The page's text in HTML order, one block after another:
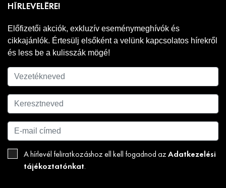
HÍRLEVELÉRE!
Előfizetői akciók, exkluzív eseménymeghívók és
cikkajánlók. Értesülj elsőként a velünk kapcsolatos hírekről
és less be a kulisszák mögé!
A hírlevél feliratkozáshoz ell kell fogadnod az Adatkezelési
tájékoztatónkat.